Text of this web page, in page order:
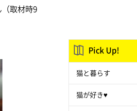
取材時9
Pick Up!
猫と暮らす
猫が好き♥